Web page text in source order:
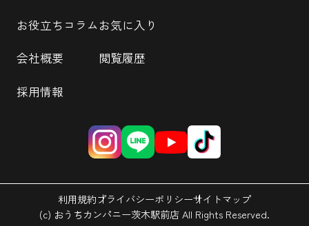
お役立ちコラム
会社概要
採用情報
お気に入り
閲覧履歴
利用規約プライバシーポリシーサイトマップ
(c) おうちカンパニー茨木駅前店 All Rights Reserved.